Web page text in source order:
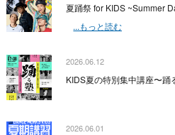
夏踊祭 for KIDS ~Summer
...もっと読む
2026.06.12
KIDS夏の特別集中講座〜踊
2026.06.01